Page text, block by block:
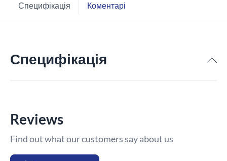
Специфікація Коментарі
Специфікація
Reviews
Find out what our customers say about us